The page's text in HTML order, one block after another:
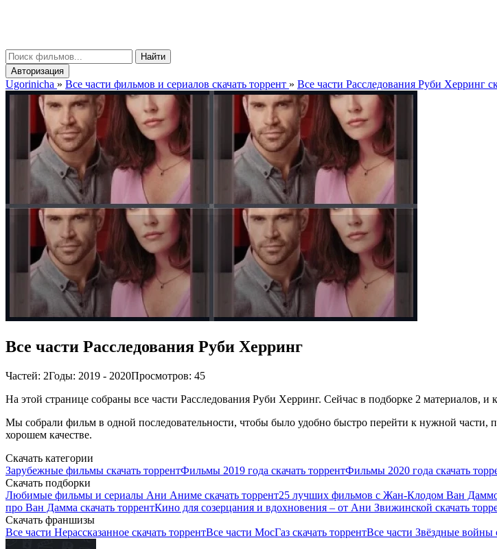
Найти
Авторизация
Ugorinicha » Все части фильмов и сериалов скачать торрент » Все части Расследования Руби Херринг
Все части Расследования Руби Херринг
Частей: 2Годы: 2019 - 2020Просмотров: 45
На этой странице собраны все части Расследования Руби Херринг. Сейчас в подборке 2 материалов, и
Мы собрали фильм в одной последовательности, чтобы было удобно быстро перейти к нужной части,
хорошем качестве.
Скачать категории
Зарубежные фильмы скачать торрентФильмы 2019 года скачать торрентФильмы 2020 года скачать
Скачать подборки
Любимые фильмы и сериалы Ани Аниме скачать торрент25 лучших фильмов с Жан-Клодом Ван
про Ван Дамма скачать торрентКино для созерцания и вдохновения – от Ани Звижинской скачать
Скачать франшизы
Все части Нерассказанное скачать торрентВсе части МосГаз скачать торрентВсе части Звёздные войны